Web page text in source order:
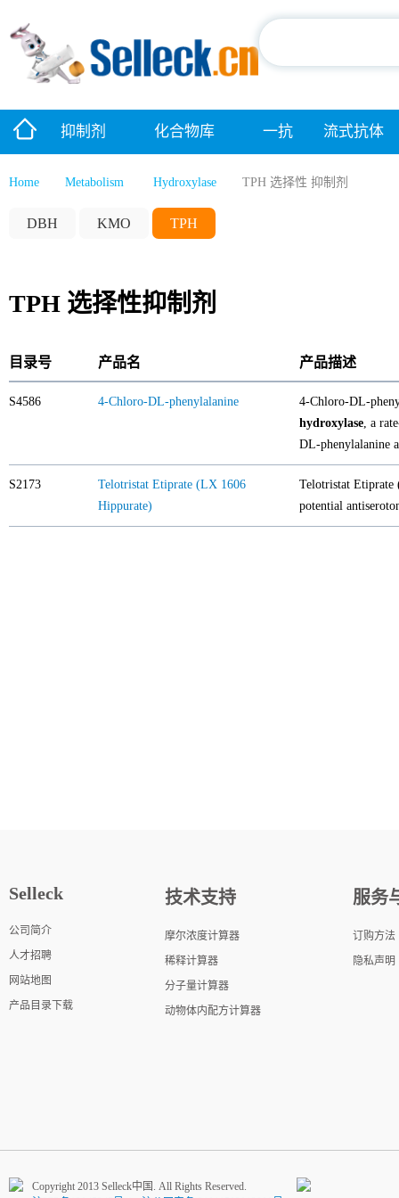
抑制剂 化合物库 一抗 流式抗体
Home Metabolism Hydroxylase TPH 选择性 抑制剂
DBH KMO TPH
TPH 选择性抑制剂
目录号 产品名 产品描述
S4586 4-Chloro-DL-phenylalanine
4-Chloro-DL-
hydroxylase, a
DL-phenylalanine
S2173
Telotristat Etiprate (LX 1606
Hippurate)
Telotristat
potential
Selleck
公司简介
人才招聘
网站地图
产品目录下载
技术支持
摩尔浓度计算器
稀释计算器
分子量计算器
动物体内配方计算器
服务
订购方法
隐私声明
Copyright 2013 Selleck中国. All Rights Reserved.